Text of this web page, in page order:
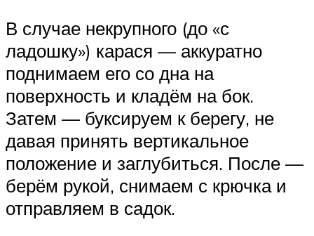
В случае некрупного (до «с
ладошку») карася — аккуратно
поднимаем его со дна на
поверхность и кладём на бок.
Затем — буксируем к берегу, не
давая принять вертикальное
положение и заглубиться. После —
берём рукой, снимаем с крючка и
отправляем в садок.